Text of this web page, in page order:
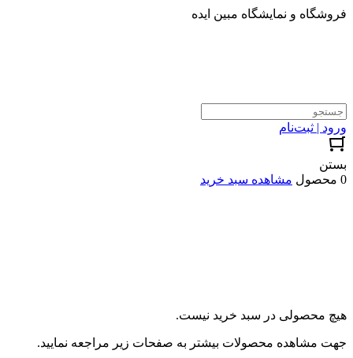
فروشگاه و نمایشگاه مبین ایده
ورود | ثبت‌نام
بستن
0 محصول
مشاهده سبد خرید
هیچ محصولی در سبد خرید نیست.
جهت مشاهده محصولات بیشتر به صفحات زیر مراجعه نمایید.